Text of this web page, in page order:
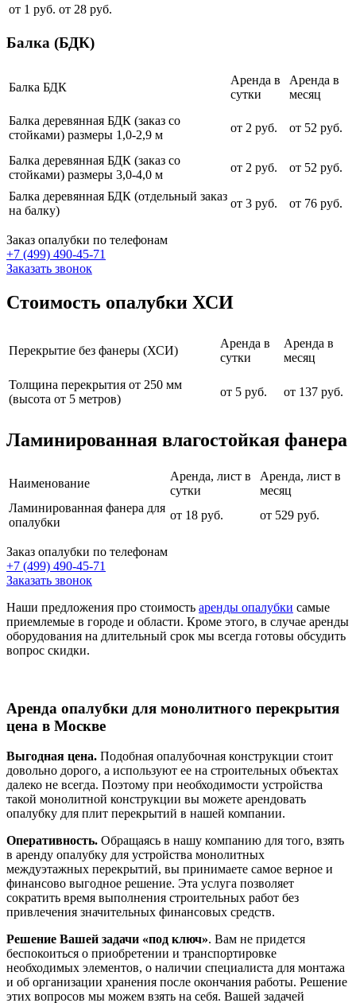
от 1 руб. от 28 руб.
Балка (БДК)
Балка БДК
Аренда в
сутки
Аренда в
месяц
Балка деревянная БДК (заказ со
стойками) размеры 1,0-2,9 м
от 2 руб. от 52 руб.
Балка деревянная БДК (заказ со
стойками) размеры 3,0-4,0 м
от 2 руб. от 52 руб.
Балка деревянная БДК (отдельный заказ
на балку)
от 3 руб. от 76 руб.
Заказ опалубки по телефонам
+7 (499) 490-45-71
Заказать звонок
Стоимость опалубки ХСИ
Перекрытие без фанеры (ХСИ)
Аренда в
сутки
Аренда в
месяц
Толщина перекрытия от 250 мм
(высота от 5 метров)
от 5 руб. от 137 руб.
Ламинированная влагостойкая фанера
Наименование
Аренда, лист в
сутки
Аренда, лист в
месяц
Ламинированная фанера для
опалубки
от 18 руб. от 529 руб.
Заказ опалубки по телефонам
+7 (499) 490-45-71
Заказать звонок
Наши предложения про стоимость аренды опалубки самые
приемлемые в городе и области. Кроме этого, в случае аренды
оборудования на длительный срок мы всегда готовы обсудить
вопрос скидки.
Аренда опалубки для монолитного перекрытия
цена в Москве
Выгодная цена. Подобная опалубочная конструкции стоит
довольно дорого, а используют ее на строительных объектах
далеко не всегда. Поэтому при необходимости устройства
такой монолитной конструкции вы можете арендовать
опалубку для плит перекрытий в нашей компании.
Оперативность. Обращаясь в нашу компанию для того, взять
в аренду опалубку для устройства монолитных
междуэтажных перекрытий, вы принимаете самое верное и
финансово выгодное решение. Эта услуга позволяет
сократить время выполнения строительных работ без
привлечения значительных финансовых средств.
Решение Вашей задачи «под ключ». Вам не придется
беспокоиться о приобретении и транспортировке
необходимых элементов, о наличии специалиста для монтажа
и об организации хранения после окончания работы. Решение
этих вопросов мы можем взять на себя. Вашей задачей